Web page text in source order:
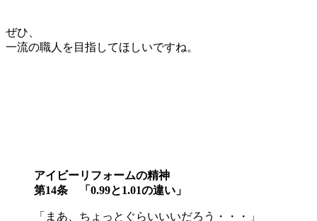
ぜひ、
一流の職人を目指してほしいですね。
アイビーリフォームの精神
第14条 「0.99と1.01の違い」
「まあ、ちょっとぐらいいいだろう・・・」